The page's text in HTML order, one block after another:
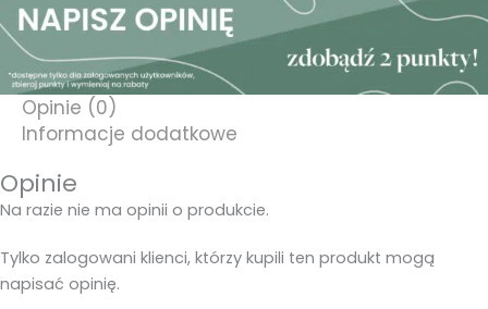
Opinie (0)
Informacje dodatkowe
Opinie
Na razie nie ma opinii o produkcie.
Tylko zalogowani klienci, którzy kupili ten produkt mogą
napisać opinię.